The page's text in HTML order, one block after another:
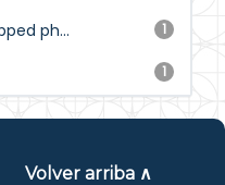
1
ph...
1
Volver arriba ∧